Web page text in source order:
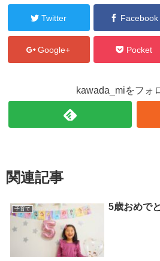
Twitter Facebook
Google+ Pocket
kawada_miをフォ
関連記事
子育て 5歳おめで